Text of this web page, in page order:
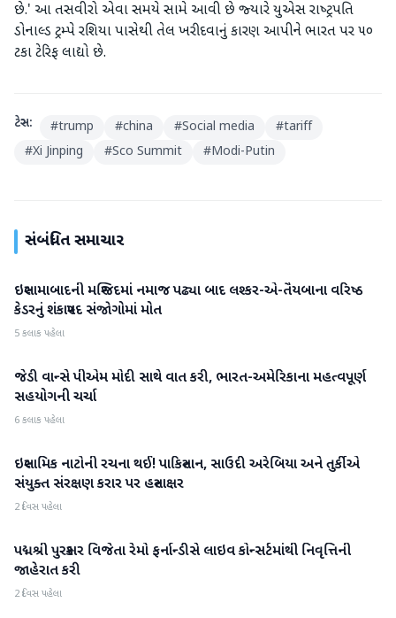
છે.' આ તસવીરો એવા સમયે સામે આવી છે જ્‍યારે યુએસ રાષ્‍ટ્રપતિ
ડોનાલ્‍ડ ટ્રમ્‍પે રશિયા પાસેથી તેલ ખરીદવાનું કારણ આપીને ભારત પર ૫૦
ટકા ટેરિફ લાદ્યો છે.
ટેગ્સ: #trump #china #Social media #tariff
#Xi Jinping #Sco Summit #Modi-Putin
સંબંધિત સમાચાર
આંતરરાષ્ટ્રીય
ઇસ્લામાબાદની મસ્જિદમાં નમાજ પઢ્યા બાદ લશ્કર-એ-તૈયબાના વરિષ્ઠ
કેડરનું શંકાસ્પદ સંજોગોમાં મોત
5 કલાક પહેલા
આંતરરાષ્ટ્રીય
જેડી વાન્સે પીએમ મોદી સાથે વાત કરી, ભારત-અમેરિકાના મહત્વપૂર્ણ
સહયોગની ચર્ચા
6 કલાક પહેલા
આંતરરાષ્ટ્રીય
ઇસ્લામિક નાટોની રચના થઈ! પાકિસ્તાન, સાઉદી અરેબિયા અને તુર્કીએ
સંયુક્ત સંરક્ષણ કરાર પર હસ્તાક્ષર
2 દિવસ પહેલા
આંતરરાષ્ટ્રીય
પદ્મશ્રી પુરસ્કાર વિજેતા રેમો ફર્નાન્ડીસે લાઇવ કોન્સર્ટમાંથી નિવૃત્તિની
જાહેરાત કરી
2 દિવસ પહેલા